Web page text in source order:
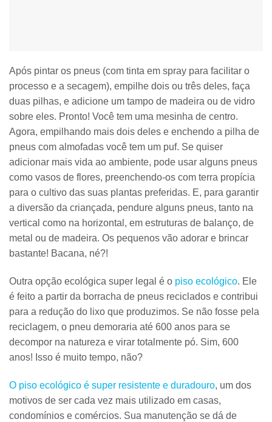
Após pintar os pneus (com tinta em spray para facilitar o
processo e a secagem), empilhe dois ou três deles, faça
duas pilhas, e adicione um tampo de madeira ou de vidro
sobre eles. Pronto! Você tem uma mesinha de centro.
Agora, empilhando mais dois deles e enchendo a pilha de
pneus com almofadas você tem um puf. Se quiser
adicionar mais vida ao ambiente, pode usar alguns pneus
como vasos de flores, preenchendo-os com terra propícia
para o cultivo das suas plantas preferidas. E, para garantir
a diversão da criançada, pendure alguns pneus, tanto na
vertical como na horizontal, em estruturas de balanço, de
metal ou de madeira. Os pequenos vão adorar e brincar
bastante! Bacana, né?!
Outra opção ecológica super legal é o piso ecológico. Ele
é feito a partir da borracha de pneus reciclados e contribui
para a redução do lixo que produzimos. Se não fosse pela
reciclagem, o pneu demoraria até 600 anos para se
decompor na natureza e virar totalmente pó. Sim, 600
anos! Isso é muito tempo, não?
O piso ecológico é super resistente e duradouro, um dos
motivos de ser cada vez mais utilizado em casas,
condomínios e comércios. Sua manutenção se dá de